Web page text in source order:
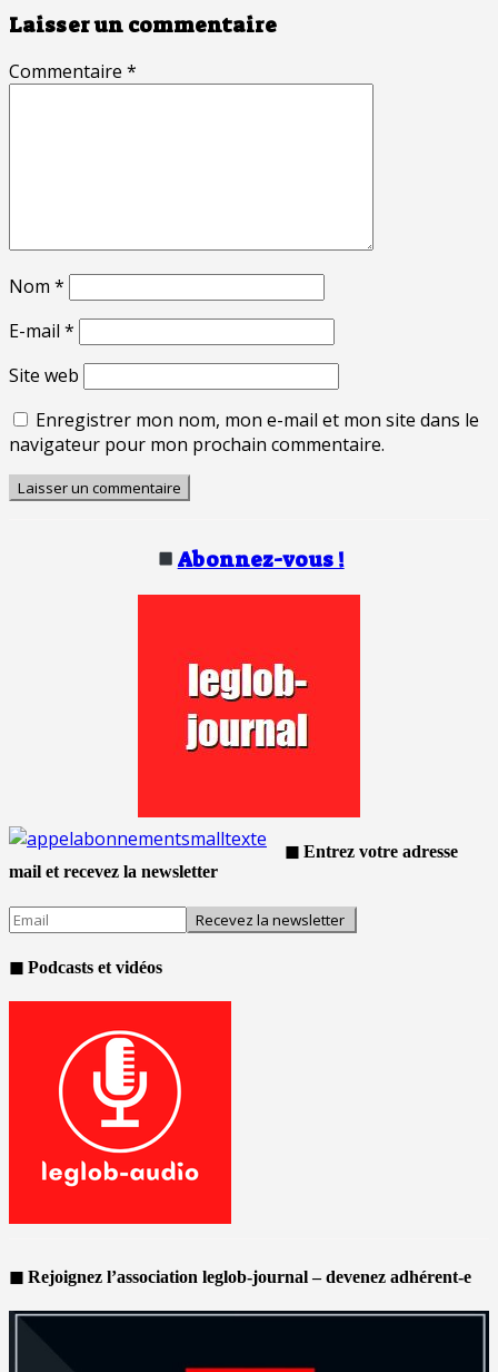
Laisser un commentaire
Commentaire *
Nom *
E-mail *
Site web
Enregistrer mon nom, mon e-mail et mon site dans le
navigateur pour mon prochain commentaire.
Abonnez-vous !
◼ Entrez votre adresse
mail et recevez la newsletter
◼ Podcasts et vidéos
◼ Rejoignez l’association leglob-journal – devenez adhérent-e